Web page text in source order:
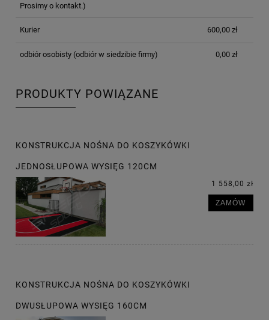
Prosimy o kontakt.)
Kurier 600,00 zł
odbiór osobisty(odbiór w siedzibie firmy) 0,00 zł
PRODUKTY POWIĄZANE
KONSTRUKCJA NOŚNA DO KOSZYKÓWKI
JEDNOSŁUPOWA WYSIĘG 120CM
1 558,00 zł
ZAMÓW
KONSTRUKCJA NOŚNA DO KOSZYKÓWKI
DWUSŁUPOWA WYSIĘG 160CM